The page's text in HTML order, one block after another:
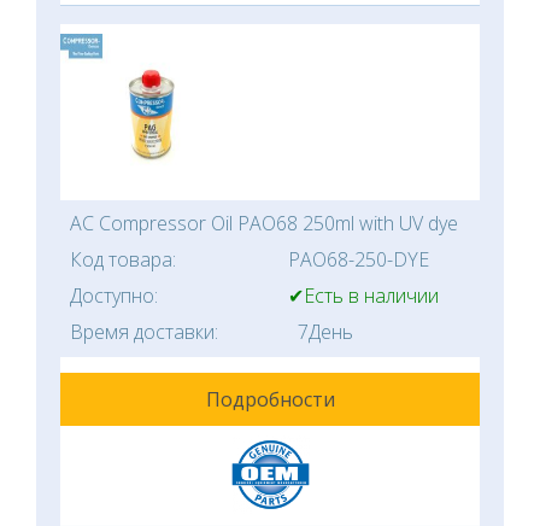
AC Compressor Oil PAO68 250ml with UV dye
Код товара:
PAO68-250-DYE
Доступно:
✔Есть в наличии
Время доставки:
7День
Подробности